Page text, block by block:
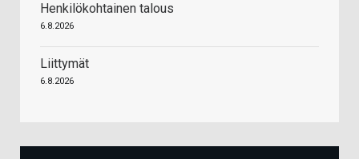
Henkilökohtainen talous
6.8.2026
Liittymät
6.8.2026